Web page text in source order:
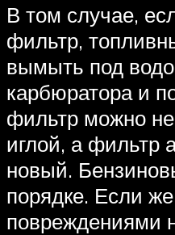
В том случае,
фильтр,
вымыть под
карбюратора и
фильтр можно
иглой, а фильтр
новый.
порядке. Если
повреждениями